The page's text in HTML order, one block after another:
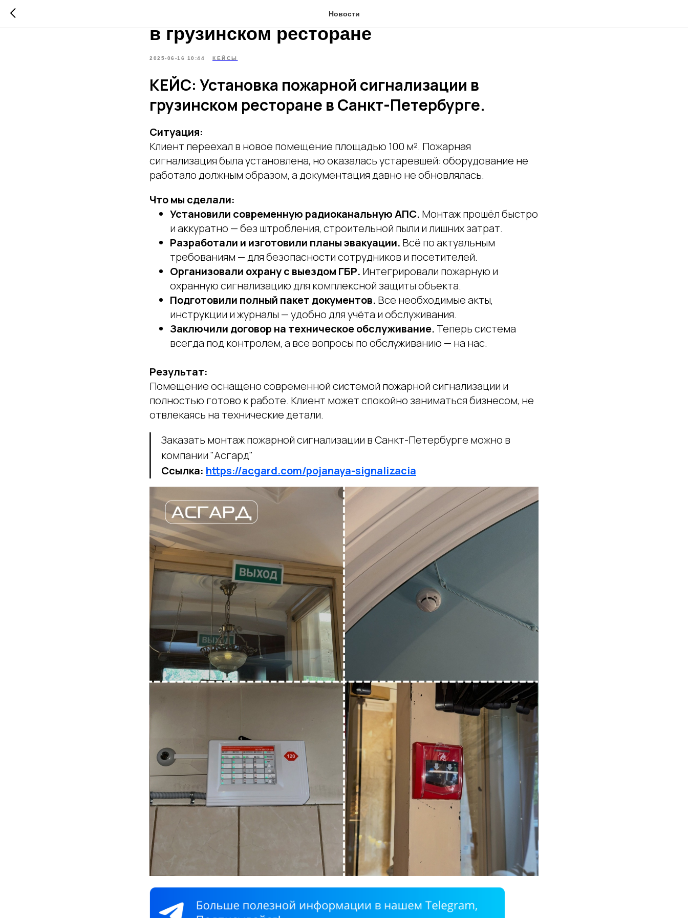
Новости
Кейс: Установка пожарной сигнализации
в грузинском ресторане
2025-06-16 10:44 КЕЙСЫ
КЕЙС: Установка пожарной сигнализации в
грузинском ресторане в Санкт-Петербурге.
Ситуация:
Клиент переехал в новое помещение площадью 100 м². Пожарная
сигнализация была установлена, но оказалась устаревшей: оборудование не
работало должным образом, а документация давно не обновлялась.
Что мы сделали:
Установили современную радиоканальную АПС. Монтаж прошёл быстро
и аккуратно — без штробления, строительной пыли и лишних затрат.
Разработали и изготовили планы эвакуации. Всё по актуальным
требованиям — для безопасности сотрудников и посетителей.
Организовали охрану с выездом ГБР. Интегрировали пожарную и
охранную сигнализацию для комплексной защиты объекта.
Подготовили полный пакет документов. Все необходимые акты,
инструкции и журналы — удобно для учёта и обслуживания.
Заключили договор на техническое обслуживание. Теперь система
всегда под контролем, а все вопросы по обслуживанию — на нас.
Результат:
Помещение оснащено современной системой пожарной сигнализации и
полностью готово к работе. Клиент может спокойно заниматься бизнесом, не
отвлекаясь на технические детали.
Заказать монтаж пожарной сигнализации в Санкт-Петербурге можно в
компании "Асгард"
Ссылка: https://acgard.com/pojanaya-signalizacia